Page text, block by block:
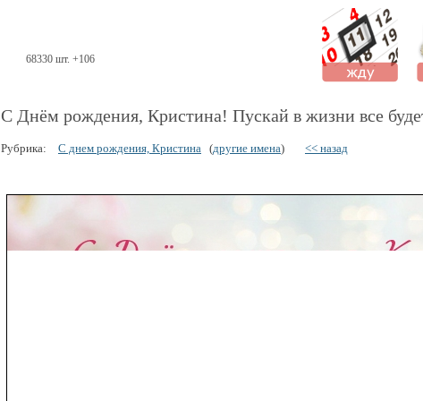
68330 шт. +106
С Днём рождения, Кристина! Пускай в жизни все
Рубрика: С днем рождения, Кристина (другие имена) << назад